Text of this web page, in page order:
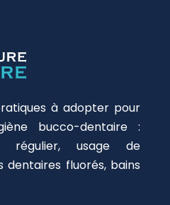
à adopter pour
bucco-dentaire :
régulier, usage de
fluorés, bains